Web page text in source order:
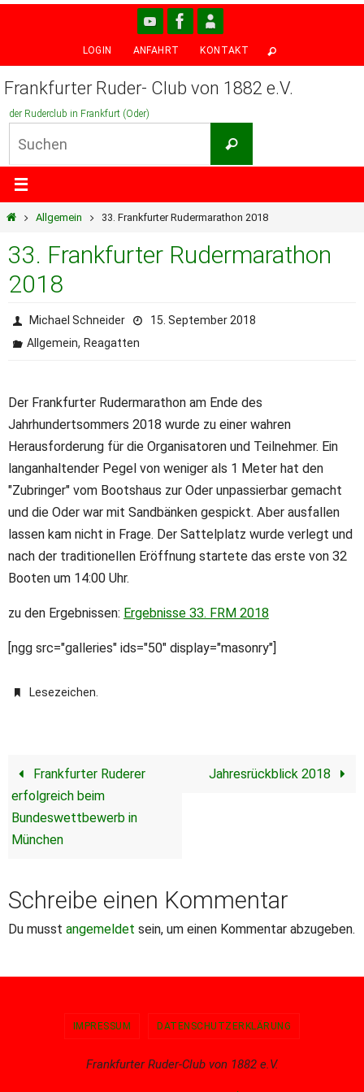
LOGIN ANFAHRT KONTAKT
Frankfurter Ruder- Club von 1882 e.V.
der Ruderclub in Frankfurt (Oder)
Suchen
StartAllgemein 33. Frankfurter Rudermarathon 2018
33. Frankfurter Rudermarathon
2018
Michael Schneider
15. September 2018
Allgemein,Reagatten
Der Frankfurter Rudermarathon am Ende des
Jahrhundertsommers 2018 wurde zu einer wahren
Herausforderung für die Organisatoren und Teilnehmer. Ein
langanhaltender Pegel von weniger als 1 Meter hat den
"Zubringer" vom Bootshaus zur Oder unpassierbar gemacht
und die Oder war mit Sandbänken gespickt. Aber ausfallen
lassen kam nicht in Frage. Der Sattelplatz wurde verlegt und
nach der traditionellen Eröffnung startete das erste von 32
Booten um 14:00 Uhr.
zu den Ergebnissen: Ergebnisse 33. FRM 2018
[ngg src="galleries" ids="50" display="masonry"]
Lesezeichen.
Frankfurter Ruderer
erfolgreich beim
Bundeswettbewerb in
München
Jahresrückblick 2018
Schreibe einen Kommentar
Du musst angemeldet sein, um einen Kommentar abzugeben.
IMPRESSUM DATENSCHUTZERKLÄRUNG
Frankfurter Ruder-Club von 1882 e.V.